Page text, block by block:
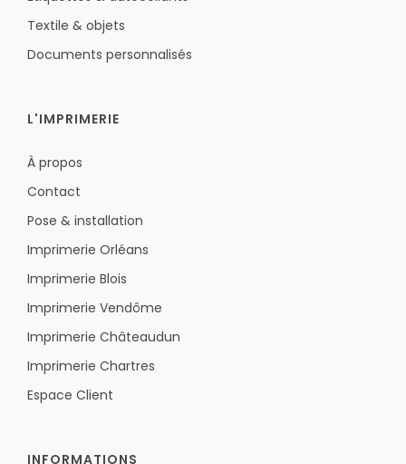
Textile & objets
Documents personnalisés
L'IMPRIMERIE
À propos
Contact
Pose & installation
Imprimerie Orléans
Imprimerie Blois
Imprimerie Vendôme
Imprimerie Châteaudun
Imprimerie Chartres
Espace Client
INFORMATIONS